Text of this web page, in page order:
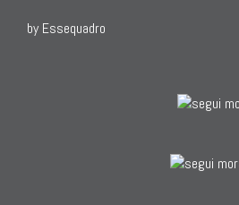
by Essequadro